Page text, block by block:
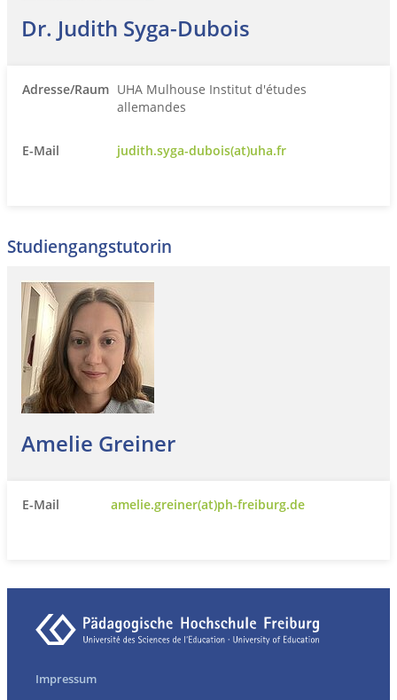
Dr. Judith Syga-Dubois
Adresse/Raum UHA Mulhouse Institut d'études
allemandes
E-Mail judith.syga-dubois(at)uha.fr
Studiengangstutorin
Amelie Greiner
E-Mail amelie.greiner(at)ph-freiburg.de
Impressum